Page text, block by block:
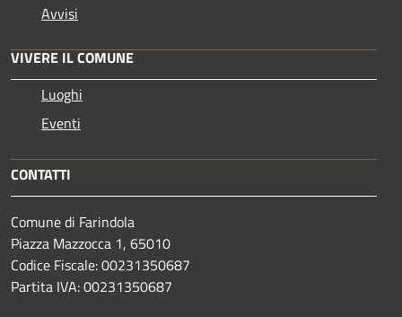
Avvisi
VIVERE IL COMUNE
Luoghi
Eventi
CONTATTI
Comune di Farindola
Piazza Mazzocca 1, 65010
Codice Fiscale: 00231350687
Partita IVA: 00231350687